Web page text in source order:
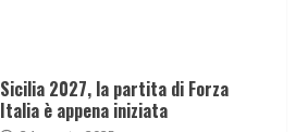
Sicilia 2027, la partita di Forza
Italia è appena iniziata